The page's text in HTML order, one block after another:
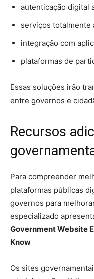
autenticação digital
serviços totalmente
integração com
plataformas de
Essas soluções irão
entre governos e
Recursos
Para compreender
plataformas públicas
governos para
especializado
Government Website
Know
Os sites